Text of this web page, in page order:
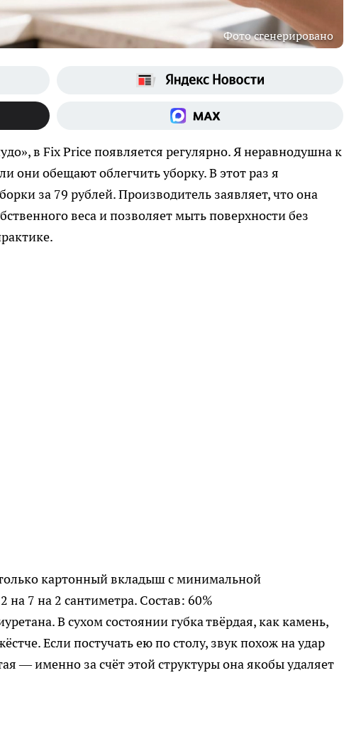
Фото сгенерировано
в Fix Price появляется регулярно. Я неравнодушна к
они обещают облегчить уборку. В этот раз я
за 79 рублей. Производитель заявляет, что она
веса и позволяет мыть поверхности без
картонный вкладыш с минимальной
7 на 2 сантиметра. Состав: 60%
В сухом состоянии губка твёрдая, как камень,
Если постучать ею по столу, звук похож на удар
— именно за счёт этой структуры она якобы удаляет